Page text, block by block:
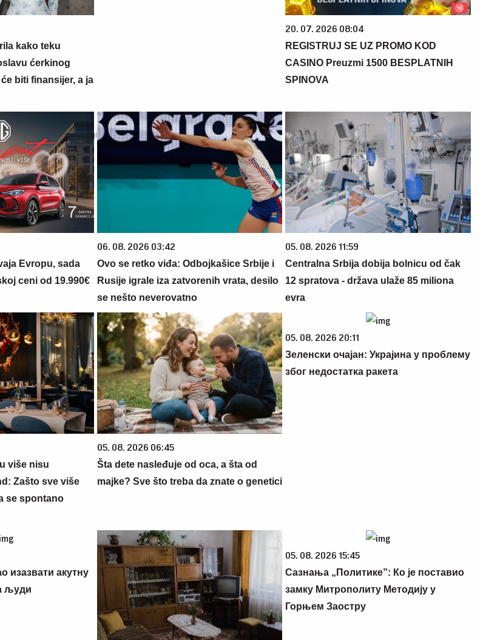
kako teku
ćerkinog
biti finansijer, a ja
20. 07. 2026 08:04
REGISTRUJ SE UZ PROMO KOD
CASINO Preuzmi 1500 BESPLATNIH
SPINOVA
Evropu, sada
ceni od 19.990€
06. 08. 2026 03:42
Ovo se retko viđa: Odbojkašice Srbije i
Rusije igrale iza zatvorenih vrata, desilo
se nešto neverovatno
05. 08. 2026 11:59
Centralna Srbija dobija bolnicu od čak
12 spratova - država ulaže 85 miliona
evra
više nisu
Zašto sve više
se spontano
05. 08. 2026 06:45
Šta dete nasleđuje od oca, a šta od
majke? Sve što treba da znate o genetici
05. 08. 2026 20:11
Зеленски очајан: Украјина у проблему
због недостатка ракета
изазвати акутну
људи
05. 08. 2026 15:45
Сазнања „Политике”: Ко је поставио
замку Митрополиту Методију у
Горњем Заостру